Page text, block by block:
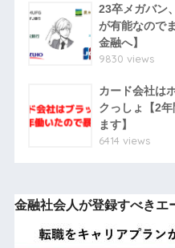
23卒メガバン
が有能なので
金融へ】
9830 views
カード会社は
クっしょ【2
ます】
6414 views
金融社会人が登録すべきエ